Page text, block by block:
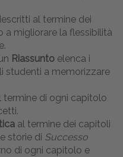
al termine dei
a migliorare la flessibilità
Riassunto elenca i
studenti a memorizzare
termine di ogni capitolo
al termine dei capitoli
storie di Successo
di ogni capitolo e